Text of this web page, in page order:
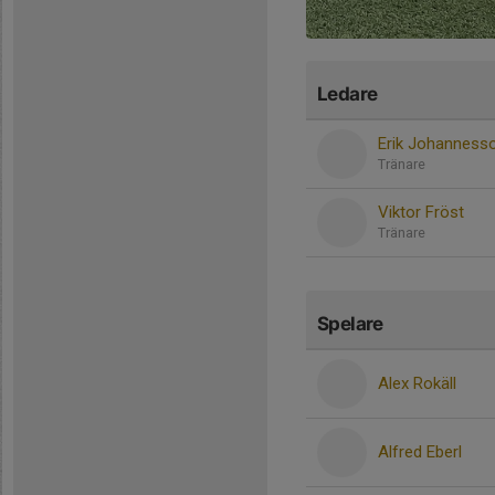
Ledare
Erik
Tränare
Viktor Fröst
Tränare
Spelare
Alex Rokäll
Alfred Eberl